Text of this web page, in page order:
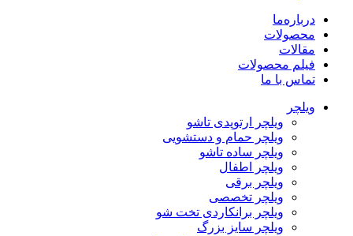
درباره‌ما
محصولات
مقالات
فیلم محصولات
تماس با ما
ویلچر
ویلچر ارتوپدی تاشو
ویلچر حمام و دستشویی
ویلچر ساده تاشو
ویلچر اطفال
ویلچر برقی
ویلچر تخصصی
ویلچر برانکاردی تخت شو
ویلچر سایز بزرگ